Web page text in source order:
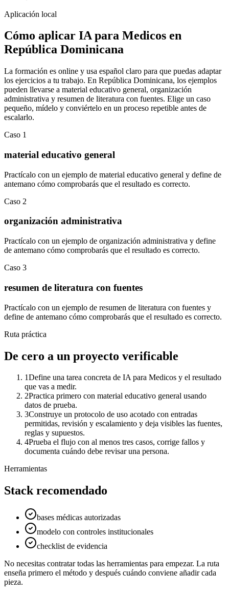
Aplicación local
Cómo aplicar IA para Medicos en
República Dominicana
La formación es online y usa español claro para que puedas adaptar
los ejercicios a tu trabajo. En República Dominicana, los ejemplos
pueden llevarse a material educativo general, organización
administrativa y resumen de literatura con fuentes. Elige un caso
pequeño, mídelo y conviértelo en un proceso repetible antes de
escalarlo.
Caso 1
material educativo general
Practícalo con un ejemplo de material educativo general y define de
antemano cómo comprobarás que el resultado es correcto.
Caso 2
organización administrativa
Practícalo con un ejemplo de organización administrativa y define
de antemano cómo comprobarás que el resultado es correcto.
Caso 3
resumen de literatura con fuentes
Practícalo con un ejemplo de resumen de literatura con fuentes y
define de antemano cómo comprobarás que el resultado es correcto.
Ruta práctica
De cero a un proyecto verificable
1Define una tarea concreta de IA para Medicos y el resultado
que vas a medir.
2Practica primero con material educativo general usando
datos de prueba.
3Construye un protocolo de uso acotado con entradas
permitidas, revisión y escalamiento y deja visibles las fuentes,
reglas y supuestos.
4Prueba el flujo con al menos tres casos, corrige fallos y
documenta cuándo debe revisar una persona.
Herramientas
Stack recomendado
bases médicas autorizadas
modelo con controles institucionales
checklist de evidencia
No necesitas contratar todas las herramientas para empezar. La ruta
enseña primero el método y después cuándo conviene añadir cada
pieza.